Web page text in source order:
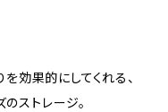
を効果的にしてくれる、
ストレージ。